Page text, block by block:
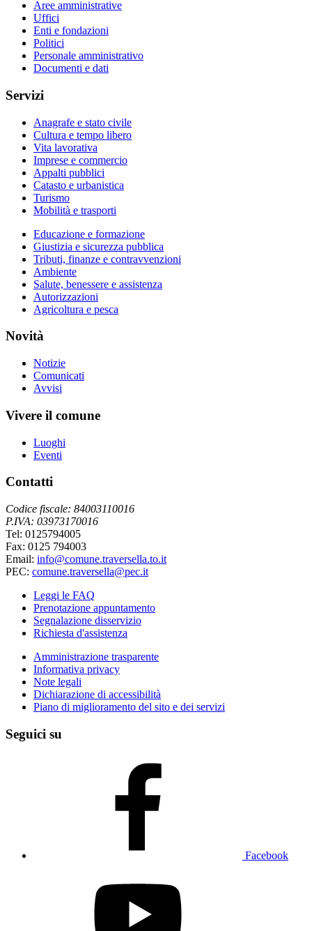
Aree amministrative
Uffici
Enti e fondazioni
Politici
Personale amministrativo
Documenti e dati
Servizi
Anagrafe e stato civile
Cultura e tempo libero
Vita lavorativa
Imprese e commercio
Appalti pubblici
Catasto e urbanistica
Turismo
Mobilità e trasporti
Educazione e formazione
Giustizia e sicurezza pubblica
Tributi, finanze e contravvenzioni
Ambiente
Salute, benessere e assistenza
Autorizzazioni
Agricoltura e pesca
Novità
Notizie
Comunicati
Avvisi
Vivere il comune
Luoghi
Eventi
Contatti
Codice fiscale: 84003110016
P.IVA: 03973170016
Tel: 0125794005
Fax: 0125 794003
Email: info@comune.traversella.to.it
PEC: comune.traversella@pec.it
Leggi le FAQ
Prenotazione appuntamento
Segnalazione disservizio
Richiesta d'assistenza
Amministrazione trasparente
Informativa privacy
Note legali
Dichiarazione di accessibilità
Piano di miglioramento del sito e dei servizi
Seguici su
Facebook